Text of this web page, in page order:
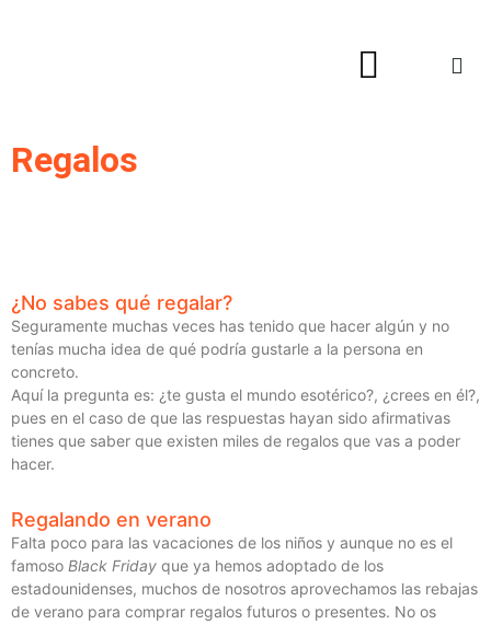
Regalos
¿No sabes qué regalar?
Seguramente muchas veces has tenido que hacer algún y no
tenías mucha idea de qué podría gustarle a la persona en
concreto.
Aquí la pregunta es: ¿te gusta el mundo esotérico?, ¿crees en él?,
pues en el caso de que las respuestas hayan sido afirmativas
tienes que saber que existen miles de regalos que vas a poder
hacer.
Regalando en verano
Falta poco para las vacaciones de los niños y aunque no es el
famoso Black Friday que ya hemos adoptado de los
estadounidenses, muchos de nosotros aprovechamos las rebajas
de verano para comprar regalos futuros o presentes. No os